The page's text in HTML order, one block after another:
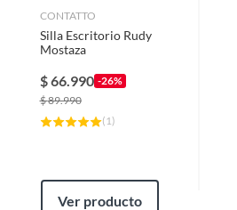
Condicion del
producto
País de origen
CONTATTO
Silla Escritorio Rudy
Mostaza
$66.990 -26%
$89.990
( 1)
Ver producto